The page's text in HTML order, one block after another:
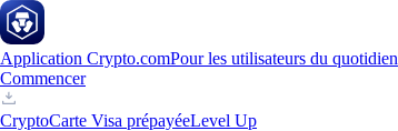
Application Crypto.comPour les utilisateurs du quotidien
Commencer
CryptoCarte Visa prépayéeLevel Up